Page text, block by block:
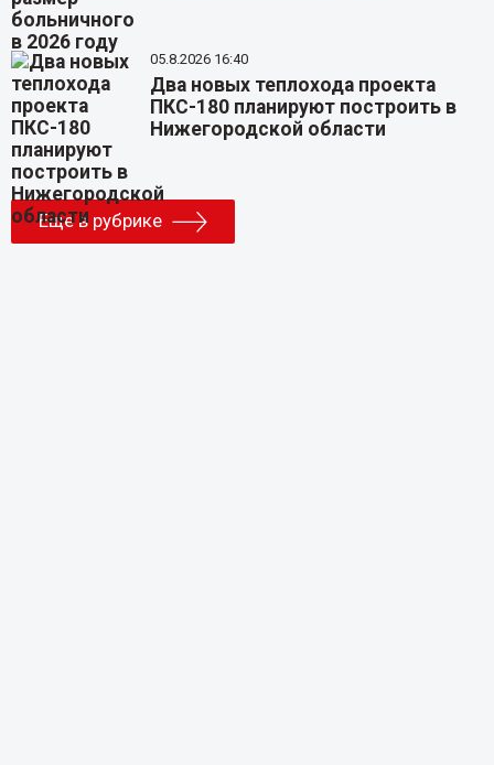
05.8.2026 16:40
Два новых теплохода проекта
ПКС-180 планируют построить в
Нижегородской области
Еще в рубрике